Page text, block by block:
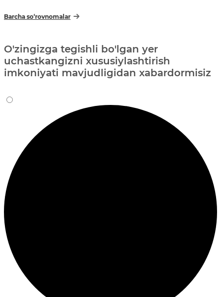
Barcha so‘rovnomalar
O'zingizga tegishli bo'lgan yer
uchastkangizni xususiylashtirish
imkoniyati mavjudligidan xabardormisiz